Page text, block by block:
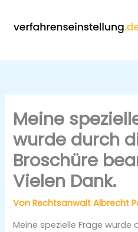
Meine
wurde durch
Broschüre
Vielen Dank.
VonRechtsanwalt Albrecht
Meine spezielle Frage wurde